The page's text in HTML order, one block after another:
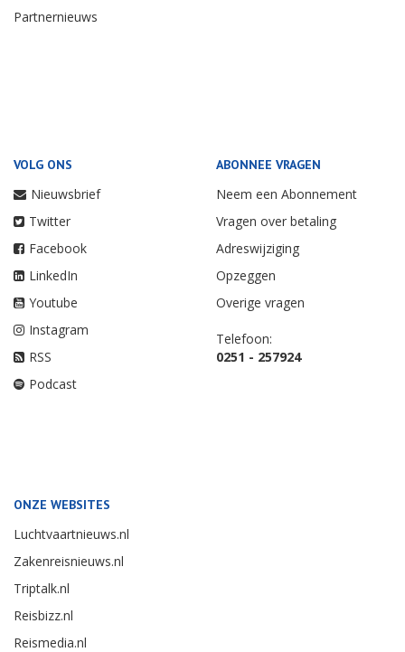
Partnernieuws
VOLG ONS
Nieuwsbrief
Twitter
Facebook
LinkedIn
Youtube
Instagram
RSS
Podcast
ABONNEE VRAGEN
Neem een Abonnement
Vragen over betaling
Adreswijziging
Opzeggen
Overige vragen
Telefoon:
0251 - 257924
ONZE WEBSITES
Luchtvaartnieuws.nl
Zakenreisnieuws.nl
Triptalk.nl
Reisbizz.nl
Reismedia.nl